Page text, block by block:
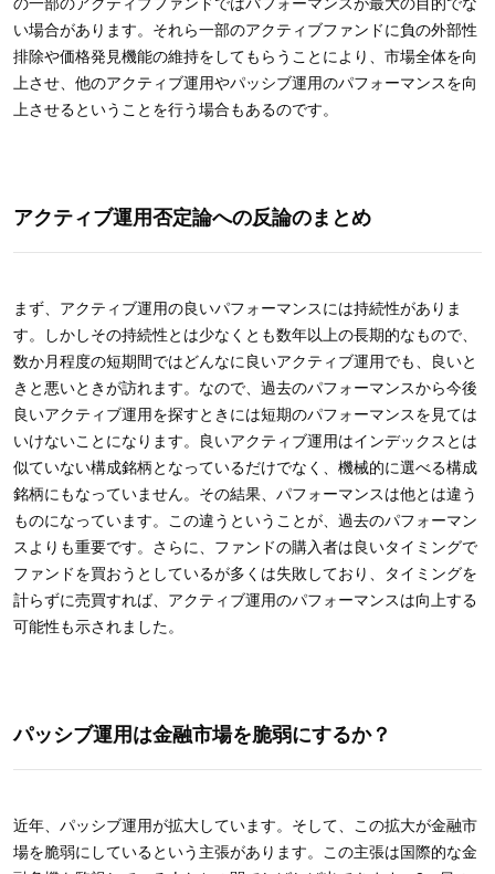
い場合があります。それら一部のアクティブファンドに負の外部性
排除や価格発見機能の維持をしてもらうことにより、市場全体を向
上させ、他のアクティブ運用やパッシブ運用のパフォーマンスを向
上させるということを行う場合もあるのです。
アクティブ運用否定論への反論のまとめ
まず、アクティブ運用の良いパフォーマンスには持続性がありま
す。しかしその持続性とは少なくとも数年以上の長期的なもので、
数か月程度の短期間ではどんなに良いアクティブ運用でも、良いと
きと悪いときが訪れます。なので、過去のパフォーマンスから今後
良いアクティブ運用を探すときには短期のパフォーマンスを見ては
いけないことになります。良いアクティブ運用はインデックスとは
似ていない構成銘柄となっているだけでなく、機械的に選べる構成
銘柄にもなっていません。その結果、パフォーマンスは他とは違う
ものになっています。この違うということが、過去のパフォーマン
スよりも重要です。さらに、ファンドの購入者は良いタイミングで
ファンドを買おうとしているが多くは失敗しており、タイミングを
計らずに売買すれば、アクティブ運用のパフォーマンスは向上する
可能性も示されました。
パッシブ運用は金融市場を脆弱にするか？
近年、パッシブ運用が拡大しています。そして、この拡大が金融市
場を脆弱にしているという主張があります。この主張は国際的な金